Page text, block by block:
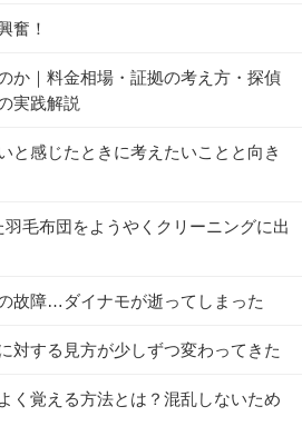
奮！
か｜料金相場・証拠の考え方・探偵
実践解説
と感じたときに考えたいことと向き
毛布団をようやくクリーニングに出
故障…ダイナモが逝ってしまった
対する見方が少しずつ変わってきた
く覚える方法とは？混乱しないため